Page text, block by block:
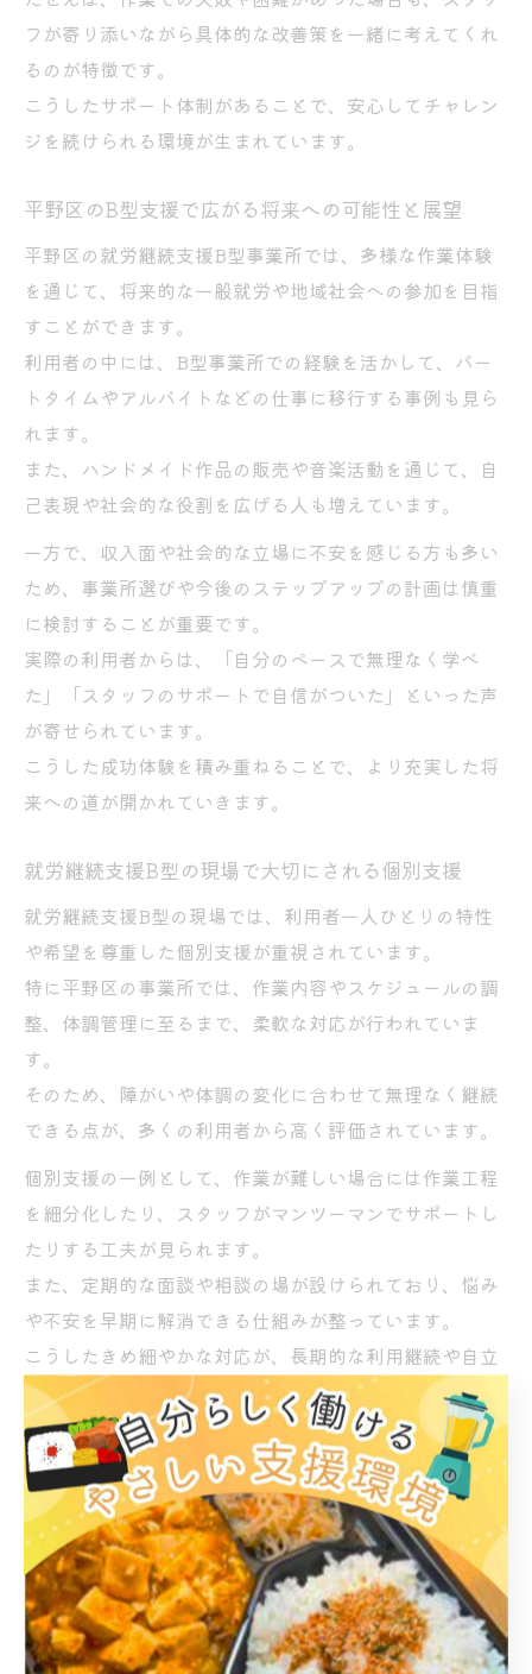
フが寄り添いながら具体的な改善策を一緒に考えてくれ
るのが特徴です。
こうしたサポート体制があることで、安心してチャレン
ジを続けられる環境が生まれています。
平野区のB型支援で広がる将来への可能性と展望
平野区の就労継続支援B型事業所では、多様な作業体験
を通じて、将来的な一般就労や地域社会への参加を目指
すことができます。
利用者の中には、B型事業所での経験を活かして、パー
トタイムやアルバイトなどの仕事に移行する事例も見ら
れます。
また、ハンドメイド作品の販売や音楽活動を通じて、自
己表現や社会的な役割を広げる人も増えています。
一方で、収入面や社会的な立場に不安を感じる方も多い
ため、事業所選びや今後のステップアップの計画は慎重
に検討することが重要です。
実際の利用者からは、「自分のペースで無理なく学べ
た」「スタッフのサポートで自信がついた」といった声
が寄せられています。
こうした成功体験を積み重ねることで、より充実した将
来への道が開かれていきます。
就労継続支援B型の現場で大切にされる個別支援
就労継続支援B型の現場では、利用者一人ひとりの特性
や希望を尊重した個別支援が重視されています。
特に平野区の事業所では、作業内容やスケジュールの調
整、体調管理に至るまで、柔軟な対応が行われていま
す。
そのため、障がいや体調の変化に合わせて無理なく継続
できる点が、多くの利用者から高く評価されています。
個別支援の一例として、作業が難しい場合には作業工程
を細分化したり、スタッフがマンツーマンでサポートし
たりする工夫が見られます。
また、定期的な面談や相談の場が設けられており、悩み
や不安を早期に解消できる仕組みが整っています。
こうしたきめ細やかな対応が、長期的な利用継続や自立
に向けた力を育んでいます。
人材育成の視点でみたB型事業所の選び方
人材育成を重視する場合、B型事業所選びのポイント
は、作業内容の多様性と個別支援の充実度にあります。
平野区の事業所一覧を比較し、ハンドメイドや音楽など
自分に合った作業があるか、スタッフのサポート体制が
整っているかを確認しましょう。